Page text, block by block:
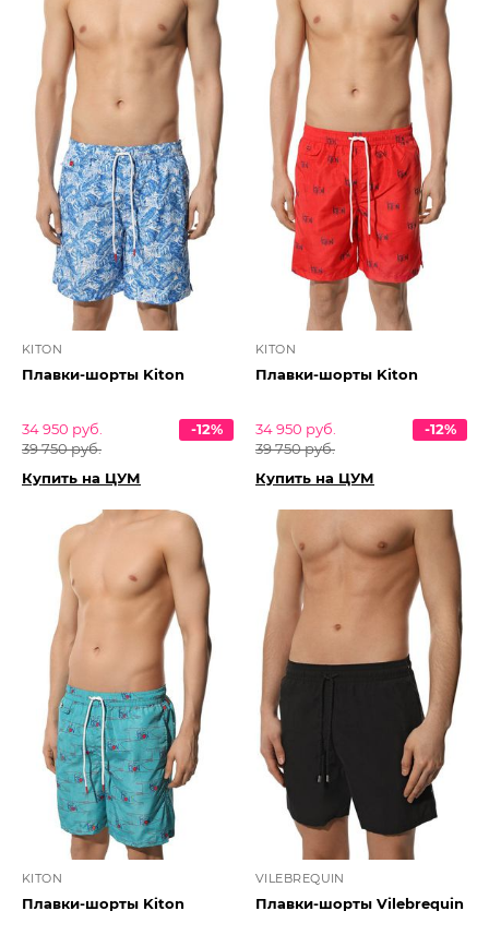
KITON
Плавки-шорты Kiton
34 950 руб.
39 750 руб.
-12%
Купить на ЦУМ
KITON
Плавки-шорты Kiton
34 950 руб.
39 750 руб.
-12%
Купить на ЦУМ
KITON
Плавки-шорты Kiton
VILEBREQUIN
Плавки-шорты Vilebrequin